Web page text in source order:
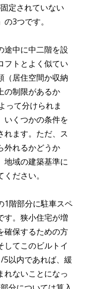
定されていない
3つです。
途中に中二階を設
フトとよく似てい
（居住空間か収納
の制限があるか
って分けられま
いくつかの条件を
れます。ただ、ス
外れるかどうか
地域の建築基準に
ださい。
1階部分に駐車スペ
す。狭小住宅が増
確保するための方
してこのビルトイ
5以内であれば、緩
れないことになっ